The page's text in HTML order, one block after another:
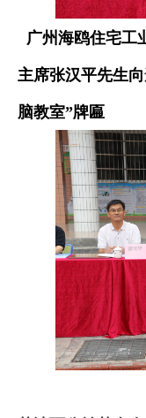
广州海鸥住宅工
主席张汉平先生向
脑教室”牌匾